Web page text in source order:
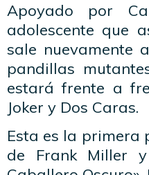
Apoyado por
adolescente que
sale nuevamente
pandillas
estará frente a
Joker y Dos Caras.
Esta es la
de Frank Miller